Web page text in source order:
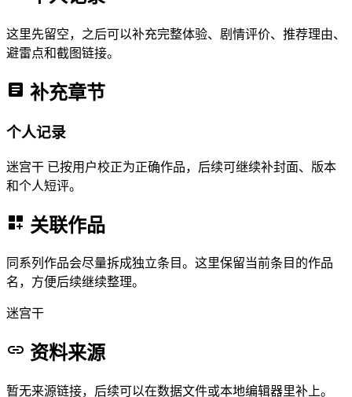
这里先留空，之后可以补充完整体验、剧情评价、推荐理由、
避雷点和截图链接。
补充章节
个人记录
迷宫干 已按用户校正为正确作品，后续可继续补封面、版本
和个人短评。
关联作品
同系列作品会尽量拆成独立条目。这里保留当前条目的作品
名，方便后续继续整理。
迷宫干
资料来源
暂无来源链接，后续可以在数据文件或本地编辑器里补上。